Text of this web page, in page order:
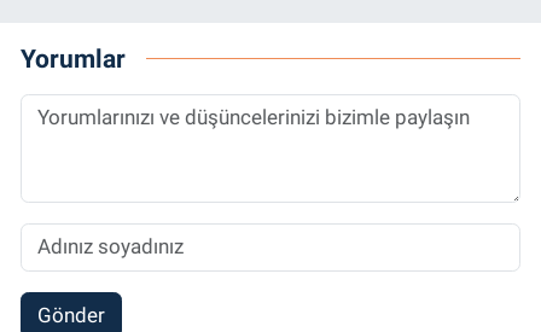
Yorumlar
Gönder